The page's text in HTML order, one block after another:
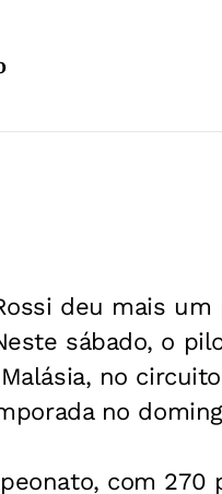
deu mais
sábado, o
no
no
com